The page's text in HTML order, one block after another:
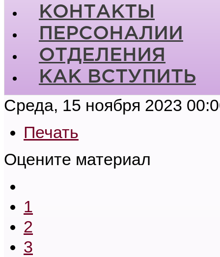
КОНТАКТЫ
ПЕРСОНАЛИИ
ОТДЕЛЕНИЯ
КАК ВСТУПИТЬ
Среда, 15 ноября 2023
Печать
Оцените материал
1
2
3